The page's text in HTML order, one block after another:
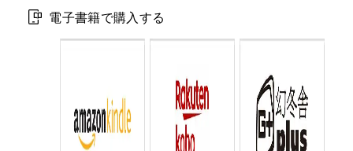
電子書籍で購入する